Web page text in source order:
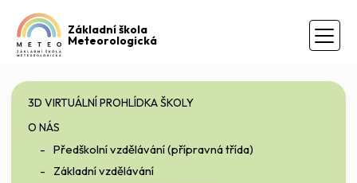
Základní škola
Meteorologická
3D VIRTUÁLNÍ PROHLÍDKA ŠKOLY
O NÁS
Předškolní vzdělávání (přípravná třída)
Základní vzdělávání